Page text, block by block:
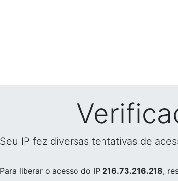
Seu IP fez diversas tentativas de
Para liberar o acesso do IP 216.73.216.218,